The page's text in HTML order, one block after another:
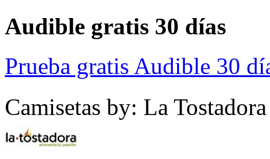
Audible gratis 30 días
Prueba gratis Audible 30
Camisetas by: La Tostadora